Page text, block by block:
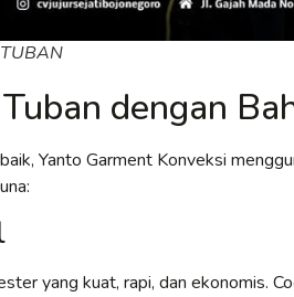
dengan
Yanto Garment Konveksi
yang kuat, rapi, dan ekonomis.